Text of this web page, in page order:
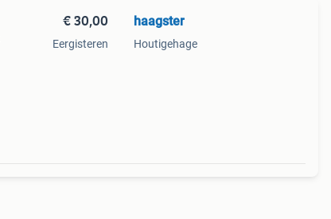
€ 30,00
Eergisteren
haagster
Houtigehage